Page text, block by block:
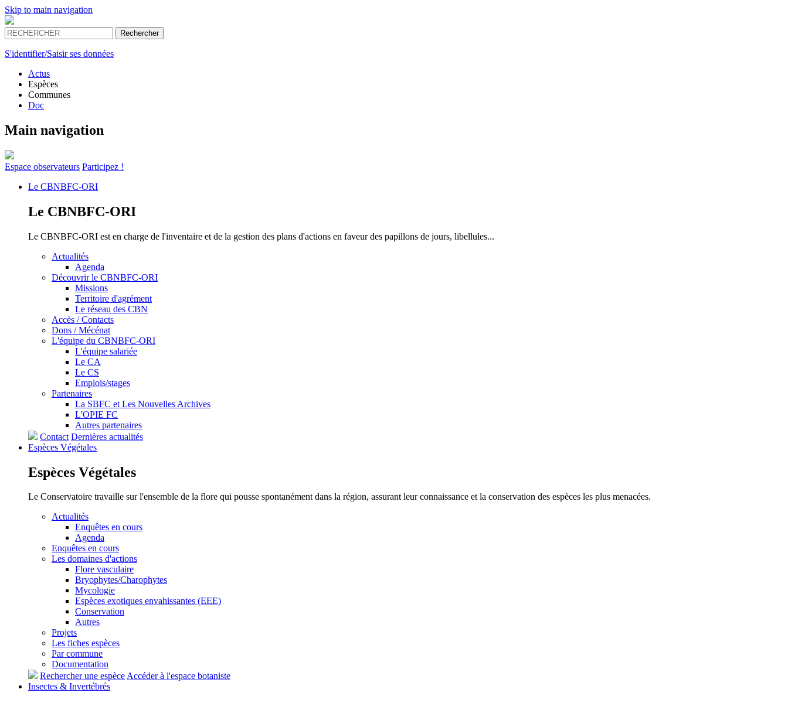
Skip to main navigation
S'identifier/Saisir ses données
Actus
Espèces
Communes
Doc
Main navigation
Espace observateurs Participez !
Le CBNBFC-ORI
Le CBNBFC-ORI
Le CBNBFC-ORI est en charge de l'inventaire et de la gestion des plans d'actions en faveur des papillons de jours, libellules...
Actualités
Agenda
Découvrir le CBNBFC-ORI
Missions
Territoire d'agrément
Le réseau des CBN
Accès / Contacts
Dons / Mécénat
L'équipe du CBNBFC-ORI
L'équipe salariée
Le CA
Le CS
Emplois/stages
Partenaires
La SBFC et Les Nouvelles Archives
L'OPIE FC
Autres partenaires
Contact Dernières actualités
Espèces Végétales
Espèces Végétales
Le Conservatoire travaille sur l'ensemble de la flore qui pousse spontanément dans la région, assurant leur connaissance et la conservation des espèces les plus menacées.
Actualités
Enquêtes en cours
Agenda
Enquêtes en cours
Les domaines d'actions
Flore vasculaire
Bryophytes/Charophytes
Mycologie
Espèces exotiques envahissantes (EEE)
Conservation
Autres
Projets
Les fiches espèces
Par commune
Documentation
Rechercher une espèceAccéder à l'espace botaniste
Insectes & Invertébrés